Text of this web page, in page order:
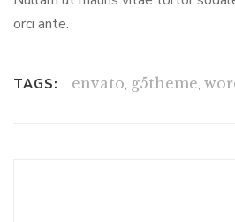
orci ante.
TAGS: envato, g5theme,